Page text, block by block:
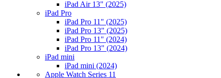
iPad Air 13" (2025)
iPad Pro
iPad Pro 11" (2025)
iPad Pro 13" (2025)
iPad Pro 11" (2024)
iPad Pro 13" (2024)
iPad mini
iPad mini (2024)
Apple Watch Series 11